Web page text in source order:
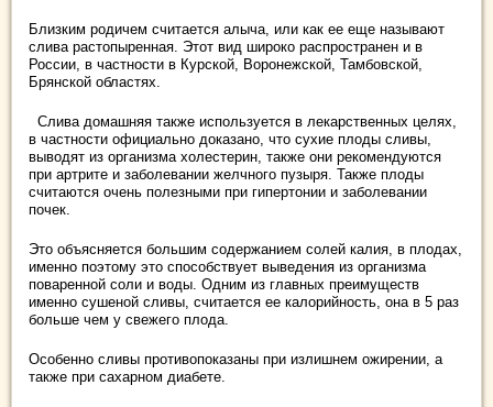
Близким родичем считается алыча, или как ее еще называют
слива растопыренная. Этот вид широко распространен и в
России, в частности в Курской, Воронежской, Тамбовской,
Брянской областях.
Слива домашняя также используется в лекарственных целях,
в частности официально доказано, что сухие плоды сливы,
выводят из организма холестерин, также они рекомендуются
при артрите и заболевании желчного пузыря. Также плоды
считаются очень полезными при гипертонии и заболевании
почек.
Это объясняется большим содержанием солей калия, в плодах,
именно поэтому это способствует выведения из организма
поваренной соли и воды. Одним из главных преимуществ
именно сушеной сливы, считается ее калорийность, она в 5 раз
больше чем у свежего плода.
Особенно сливы противопоказаны при излишнем ожирении, а
также при сахарном диабете.